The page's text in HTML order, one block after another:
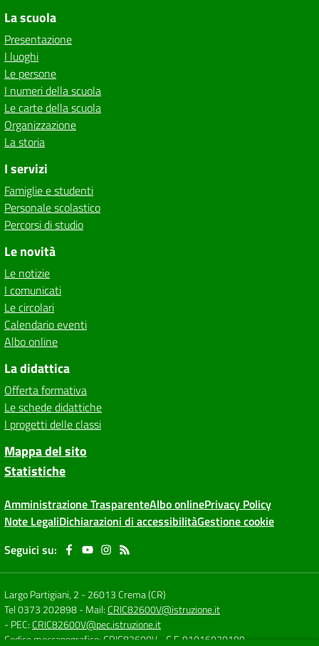
La scuola
Presentazione
I luoghi
Le persone
I numeri della scuola
Le carte della scuola
Organizzazione
La storia
I servizi
Famiglie e studenti
Personale scolastico
Percorsi di studio
Le novità
Le notizie
I comunicati
Le circolari
Calendario eventi
Albo online
La didattica
Offerta formativa
Le schede didattiche
I progetti delle classi
Mappa del sito
Statistiche
Amministrazione TrasparenteAlbo onlinePrivacy Policy
Note LegaliDichiarazioni di accessibilitàGestione cookie
Seguici su:
Largo Partigiani, 2 -26013 Crema (CR)
Tel 0373 202898- Mail:CRIC82600V@istruzione.it
- PEC:CRIC82600V@pec.istruzione.it
Codice meccanografico: CRIC82600V
- C.F. 91016020199